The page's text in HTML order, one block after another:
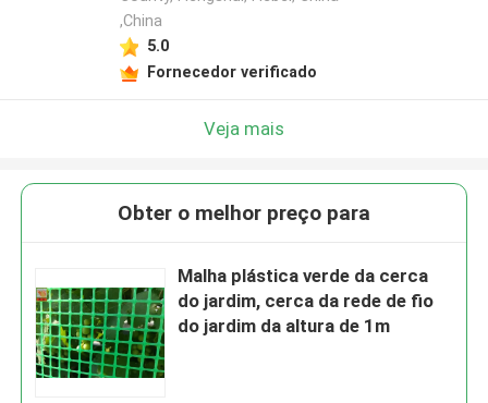
,China
5.0
Fornecedor verificado
Veja mais
Obter o melhor preço para
Malha plástica verde da cerca
do jardim, cerca da rede de fio
do jardim da altura de 1m